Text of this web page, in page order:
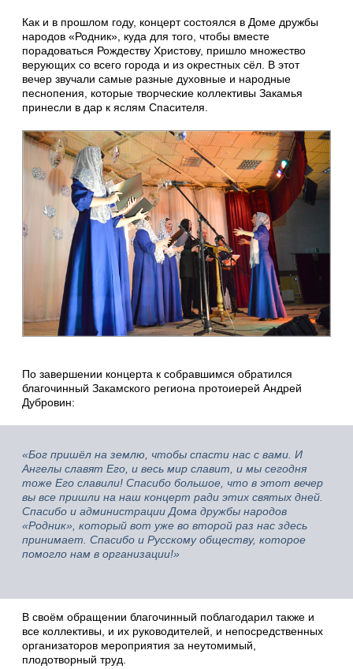
Как и в прошлом году, концерт состоялся в Доме дружбы
народов «Родник», куда для того, чтобы вместе
порадоваться Рождеству Христову, пришло множество
верующих со всего города и из окрестных сёл. В этот
вечер звучали самые разные духовные и народные
песнопения, которые творческие коллективы Закамья
принесли в дар к яслям Спасителя.
По завершении концерта к собравшимся обратился
благочинный Закамского региона протоиерей Андрей
Дубровин:
«Бог пришёл на землю, чтобы спасти нас с вами. И
Ангелы славят Его, и весь мир славит, и мы сегодня
тоже Его славили! Спасибо большое, что в этот вечер
вы все пришли на наш концерт ради этих святых дней.
Спасибо и администрации Дома дружбы народов
«Родник», который вот уже во второй раз нас здесь
принимает. Спасибо и Русскому обществу, которое
помогло нам в организации!»
В своём обращении благочинный поблагодарил также и
все коллективы, и их руководителей, и непосредственных
организаторов мероприятия за неутомимый,
плодотворный труд.